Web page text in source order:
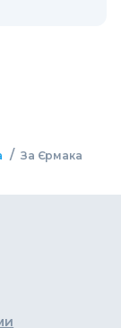
/ За Єрмака